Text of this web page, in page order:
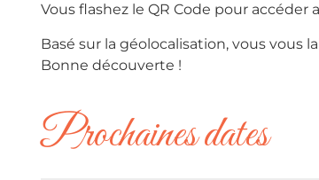
Vous flashez le QR Code pour accéder
Basé sur la géolocalisation, vous vous
Bonne découverte !
Prochaines dates